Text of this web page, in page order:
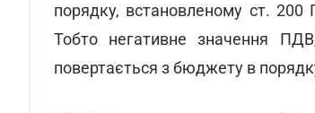
порядку, встановленому ст. 200
Тобто негативне значення
повертається з бюджету в